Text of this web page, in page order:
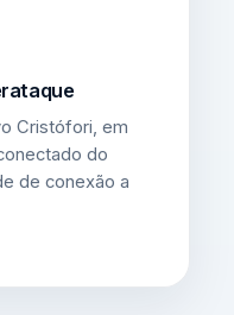
Cristófori, em
do
de conexão a